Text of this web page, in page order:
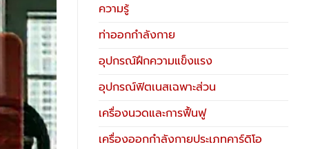
ความรู้
ท่าออกกำลังกาย
อุปกรณ์ฝึกความแข็งแรง
อุปกรณ์ฟิตเนสเฉพาะส่วน
เครื่องนวดและการฟื้นฟู
เครื่องออกกำลังกายประเภทคาร์ดิโอ